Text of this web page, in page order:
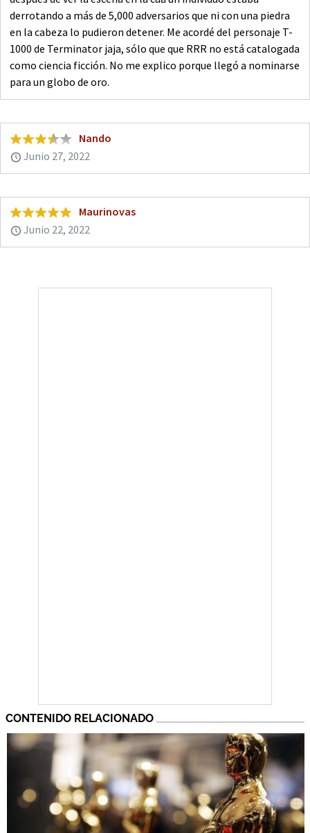
derrotando a más de 5,000 adversarios que ni con una piedra
en la cabeza lo pudieron detener. Me acordé del personaje T-
1000 de Terminator jaja, sólo que que RRR no está catalogada
como ciencia ficción. No me explico porque llegó a nominarse
para un globo de oro.
Nando
Junio 27, 2022
Maurinovas
Junio 22, 2022
CONTENIDO RELACIONADO